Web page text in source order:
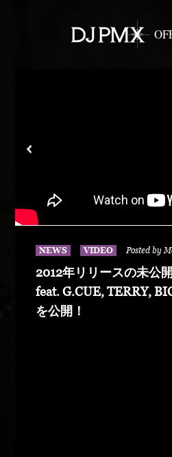
NEWS VIDEO Posted by
2012年リリースの未公
feat. G.CUE, TERRY,
を公開！